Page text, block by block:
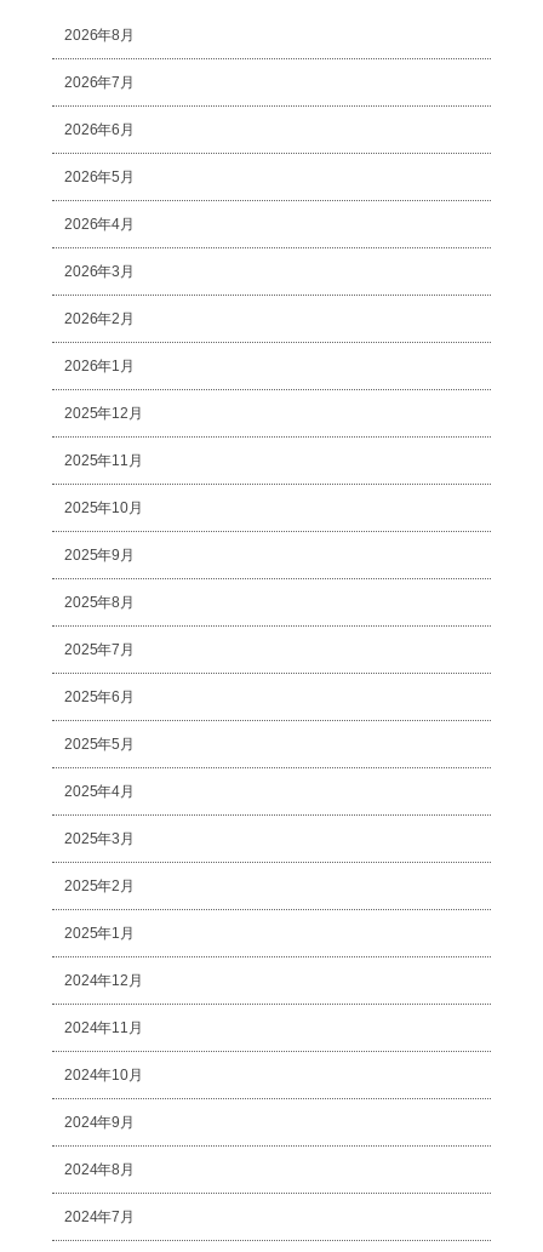
2026年8月
2026年7月
2026年6月
2026年5月
2026年4月
2026年3月
2026年2月
2026年1月
2025年12月
2025年11月
2025年10月
2025年9月
2025年8月
2025年7月
2025年6月
2025年5月
2025年4月
2025年3月
2025年2月
2025年1月
2024年12月
2024年11月
2024年10月
2024年9月
2024年8月
2024年7月